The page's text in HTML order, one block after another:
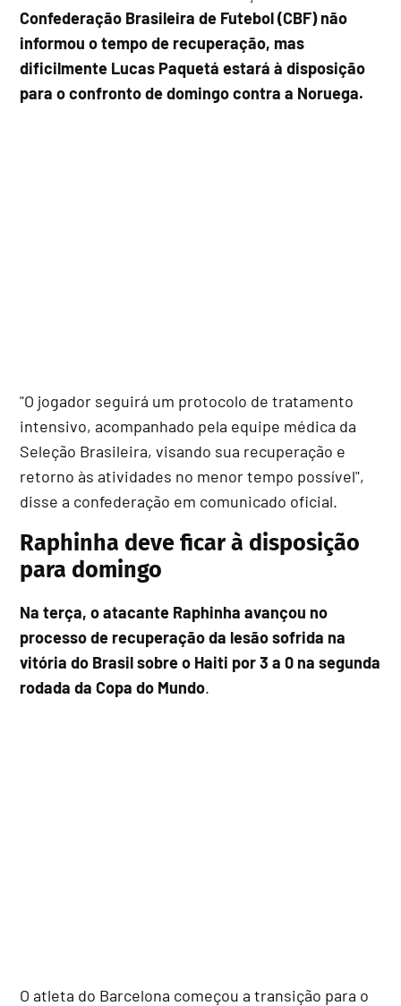
Confederação Brasileira de Futebol (CBF) não
informou o tempo de recuperação, mas
dificilmente Lucas Paquetá estará à disposição
para o confronto de domingo contra a Noruega.
"O jogador seguirá um protocolo de tratamento
intensivo, acompanhado pela equipe médica da
Seleção Brasileira, visando sua recuperação e
retorno às atividades no menor tempo possível",
disse a confederação em comunicado oficial.
Raphinha deve ficar à disposição
para domingo
Na terça, o atacante Raphinha avançou no
processo de recuperação da lesão sofrida na
vitória do Brasil sobre o Haiti por 3 a 0 na segunda
rodada da Copa do Mundo.
O atleta do Barcelona começou a transição para o